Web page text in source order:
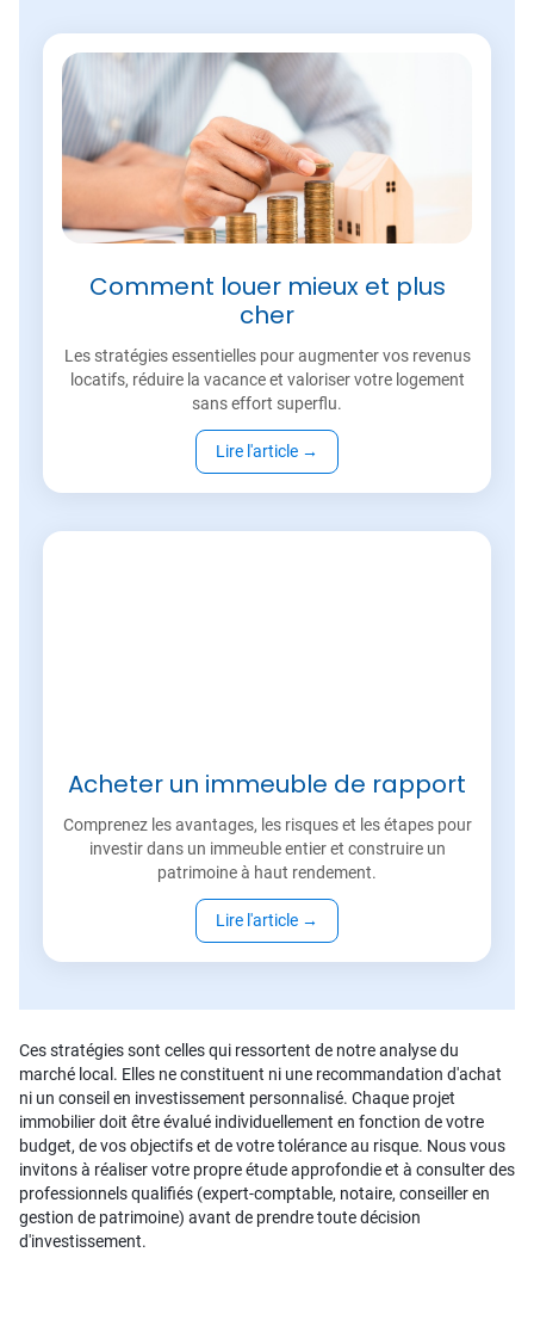
Comment louer mieux et plus
cher
Les stratégies essentielles pour augmenter vos revenus
locatifs, réduire la vacance et valoriser votre logement
sans effort superflu.
Lire l'article →
Acheter un immeuble de rapport
Comprenez les avantages, les risques et les étapes pour
investir dans un immeuble entier et construire un
patrimoine à haut rendement.
Lire l'article →
Ces stratégies sont celles qui ressortent de notre analyse du
marché local. Elles ne constituent ni une recommandation d'achat
ni un conseil en investissement personnalisé. Chaque projet
immobilier doit être évalué individuellement en fonction de votre
budget, de vos objectifs et de votre tolérance au risque. Nous vous
invitons à réaliser votre propre étude approfondie et à consulter des
professionnels qualifiés (expert-comptable, notaire, conseiller en
gestion de patrimoine) avant de prendre toute décision
d'investissement.